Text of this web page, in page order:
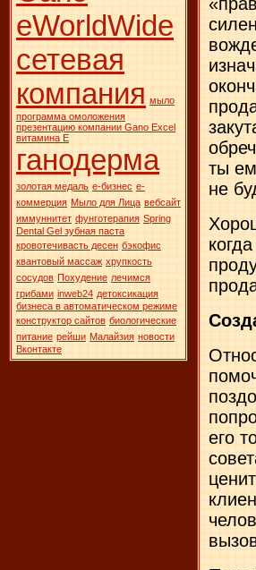
eWorldWide
сетевая
компания мыло
программа омоложения
презентацию компании Gano Excel
витамина Е
ганодерма
золотая медаль е-бизнес е-
коммерция Мыло для Лица вебсайт
иммуннитет фунготерапия Spring
Dental Gel зубная паста
кровотечивасть десен бэкофис
квантовый массаж хрупкость
сосудов Похудение лечимся
грибами inweb24 детоксикация
бизнеса в автоматическом режиме
конструктор сайтов биологические
питание рейши Малайзия новости
Вконтакте
ты
не
его